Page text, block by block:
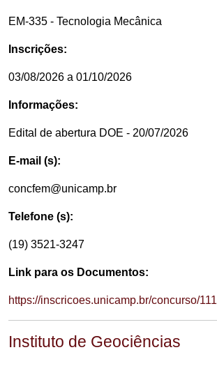
EM-335 - Tecnologia Mecânica
Inscrições:
03/08/2026 a 01/10/2026
Informações:
Edital de abertura DOE - 20/07/2026
E-mail (s):
concfem@unicamp.br
Telefone (s):
(19) 3521-3247
Link para os Documentos:
https://inscricoes.unicamp.br/concurso/111
Instituto de Geociências